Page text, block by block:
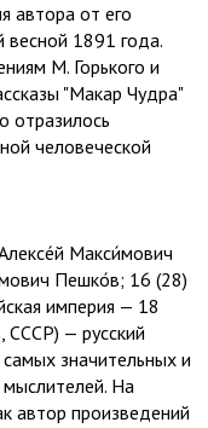
автора от его
весной 1891 года.
М. Горького и
"Макар Чудра"
отразилось
человеческой
Макси́мович
Пешко́в; 16 (28)
империя — 18
СССР) — русский
значительных и
мыслителей. На
автор произведений